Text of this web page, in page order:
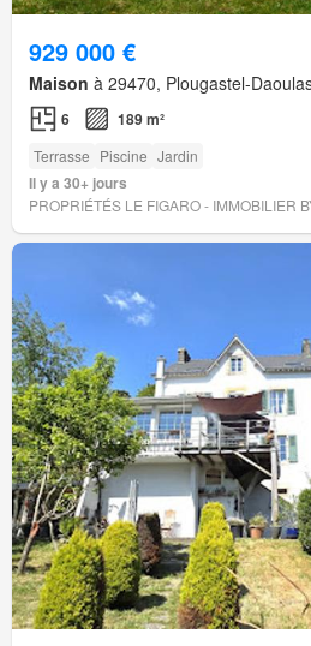
929 000 €
Maison à 29470, Plougastel-
6 189 m²
Terrasse Piscine Jardin
Il y a 30+ jours
PROPRIÉTÉS LE FIGARO - IMMOBILIER